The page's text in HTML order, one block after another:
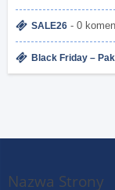
SALE26 - 0
Black Friday –
Nazwa Strony